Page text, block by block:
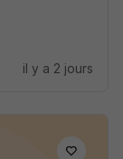
il y a 2 jours